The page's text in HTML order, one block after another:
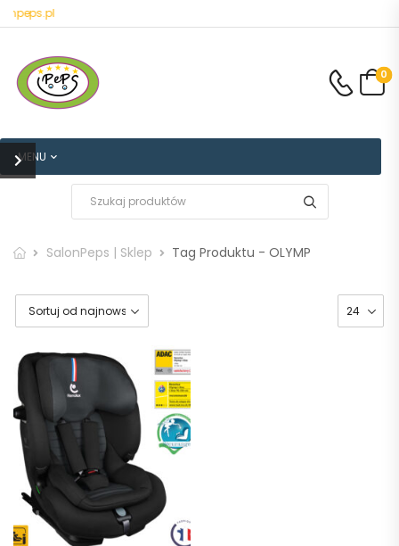
0
MENU
SalonPeps | Sklep Tag Produktu - OLYMP